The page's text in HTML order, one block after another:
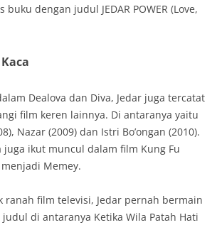
dengan judul JEDAR POWER (Love,
Dealova dan Diva, Jedar juga tercatat
film keren lainnya. Di antaranya yaitu
Nazar (2009) dan Istri Bo’ongan (2010).
juga ikut muncul dalam film Kung Fu
Memey.
ranah film televisi, Jedar pernah bermain
di antaranya Ketika Wila Patah Hati